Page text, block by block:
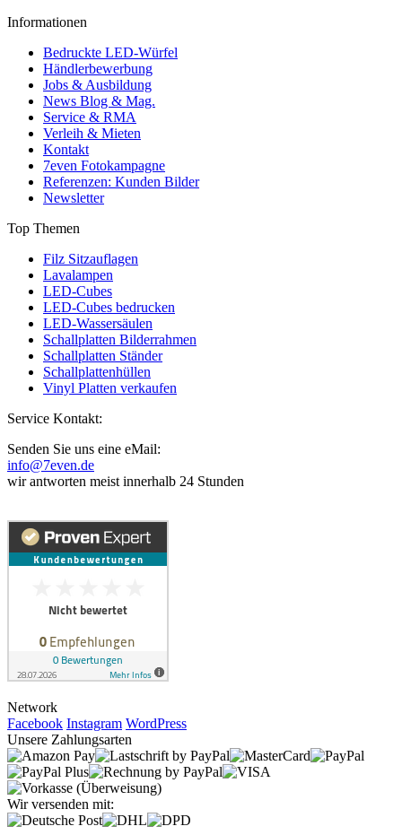
Informationen
Bedruckte LED-Würfel
Händlerbewerbung
Jobs & Ausbildung
News Blog & Mag.
Service & RMA
Verleih & Mieten
Kontakt
7even Fotokampagne
Referenzen: Kunden Bilder
Newsletter
Top Themen
Filz Sitzauflagen
Lavalampen
LED-Cubes
LED-Cubes bedrucken
LED-Wassersäulen
Schallplatten Bilderrahmen
Schallplatten Ständer
Schallplattenhüllen
Vinyl Platten verkaufen
Service Kontakt:
Senden Sie uns eine eMail:
info@7even.de
wir antworten meist innerhalb 24 Stunden
Network
Facebook Instagram WordPress
Unsere Zahlungsarten
Wir versenden mit: